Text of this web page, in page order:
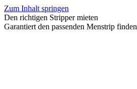
Zum Inhalt springen
Den richtigen Stripper mieten
Garantiert den passenden Menstrip finden